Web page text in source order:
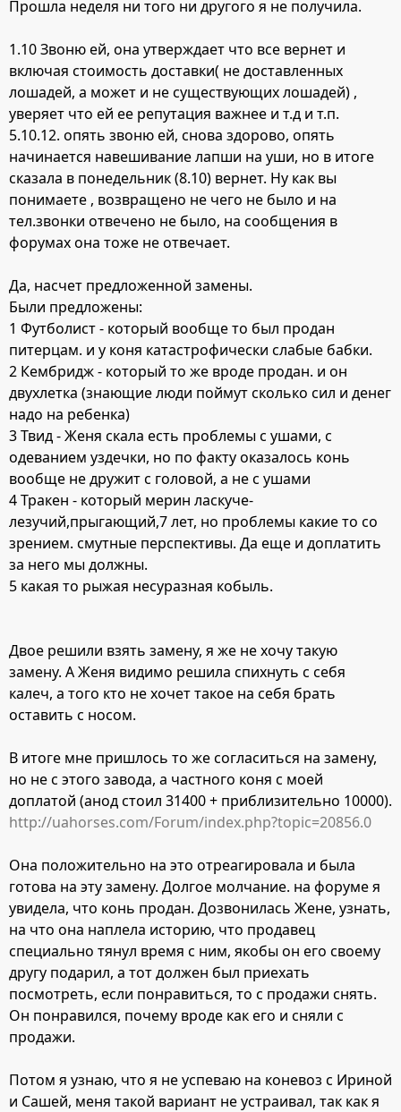
Прошла неделя ни того ни другого я не получила.
1.10 Звоню ей, она утверждает что все вернет и
включая стоимость доставки( не доставленных
лошадей, а может и не существующих лошадей) ,
уверяет что ей ее репутация важнее и т.д и т.п.
5.10.12. опять звоню ей, снова здорово, опять
начинается навешивание лапши на уши, но в итоге
сказала в понедельник (8.10) вернет. Ну как вы
понимаете , возвращено не чего не было и на
тел.звонки отвечено не было, на сообщения в
форумах она тоже не отвечает.
Да, насчет предложенной замены.
Были предложены:
1 Футболист - который вообще то был продан
питерцам. и у коня катастрофически слабые бабки.
2 Кембридж - который то же вроде продан. и он
двухлетка (знающие люди поймут сколько сил и денег
надо на ребенка)
3 Твид - Женя скала есть проблемы с ушами, с
одеванием уздечки, но по факту оказалось конь
вообще не дружит с головой, а не с ушами
4 Тракен - который мерин ласкуче-
лезучий,прыгающий,7 лет, но проблемы какие то со
зрением. смутные перспективы. Да еще и доплатить
за него мы должны.
5 какая то рыжая несуразная кобыль.
Двое решили взять замену, я же не хочу такую
замену. А Женя видимо решила спихнуть с себя
калеч, а того кто не хочет такое на себя брать
оставить с носом.
В итоге мне пришлось то же согласиться на замену,
но не с этого завода, а частного коня с моей
доплатой (анод стоил 31400 + приблизительно 10000).
http://uahorses.com/Forum/index.php?topic=20856.0
Она положительно на это отреагировала и была
готова на эту замену. Долгое молчание. на форуме я
увидела, что конь продан. Дозвонилась Жене, узнать,
на что она наплела историю, что продавец
специально тянул время с ним, якобы он его своему
другу подарил, а тот должен был приехать
посмотреть, если понравиться, то с продажи снять.
Он понравился, почему вроде как его и сняли с
продажи.
Потом я узнаю, что я не успеваю на коневоз с Ириной
и Сашей, меня такой вариант не устраивал, так как я